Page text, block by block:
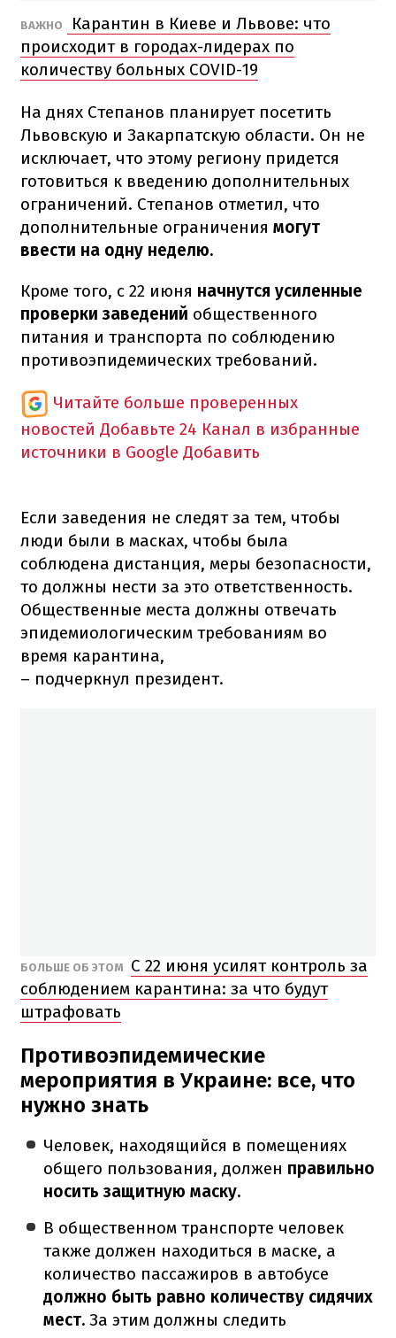
ВАЖНО
Карантин в Киеве и Львове: что
происходит в городах-лидерах по
количеству больных COVID-19
На днях Степанов планирует посетить
Львовскую и Закарпатскую области. Он не
исключает, что этому региону придется
готовиться к введению дополнительных
ограничений. Степанов отметил, что
дополнительные ограничения могут
ввести на одну неделю.
Кроме того, с 22 июня начнутся усиленные
проверки заведений общественного
питания и транспорта по соблюдению
противоэпидемических требований.
Читайте больше проверенных
новостей Добавьте 24 Канал в избранные
источники в Google Добавить
Если заведения не следят за тем, чтобы
люди были в масках, чтобы была
соблюдена дистанция, меры безопасности,
то должны нести за это ответственность.
Общественные места должны отвечать
эпидемиологическим требованиям во
время карантина,
– подчеркнул президент.
БОЛЬШЕ ОБ ЭТОМ
С 22 июня усилят контроль за
соблюдением карантина: за что будут
штрафовать
Противоэпидемические
мероприятия в Украине: все, что
нужно знать
Человек, находящийся в помещениях
общего пользования, должен правильно
носить защитную маску.
В общественном транспорте человек
также должен находиться в маске, а
количество пассажиров в автобусе
должно быть равно количеству сидячих
мест. За этим должны следить